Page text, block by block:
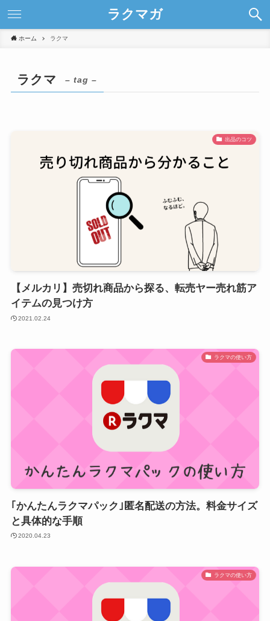
ラクマガ
ホーム ラクマ
ラクマ – tag –
出品のコツ
【メルカリ】売切れ商品から探る、転売ヤー売れ筋ア
イテムの見つけ方
2021.02.24
ラクマの使い方
｢かんたんラクマパック｣匿名配送の方法。料金サイズ
と具体的な手順
2020.04.23
ラクマの使い方